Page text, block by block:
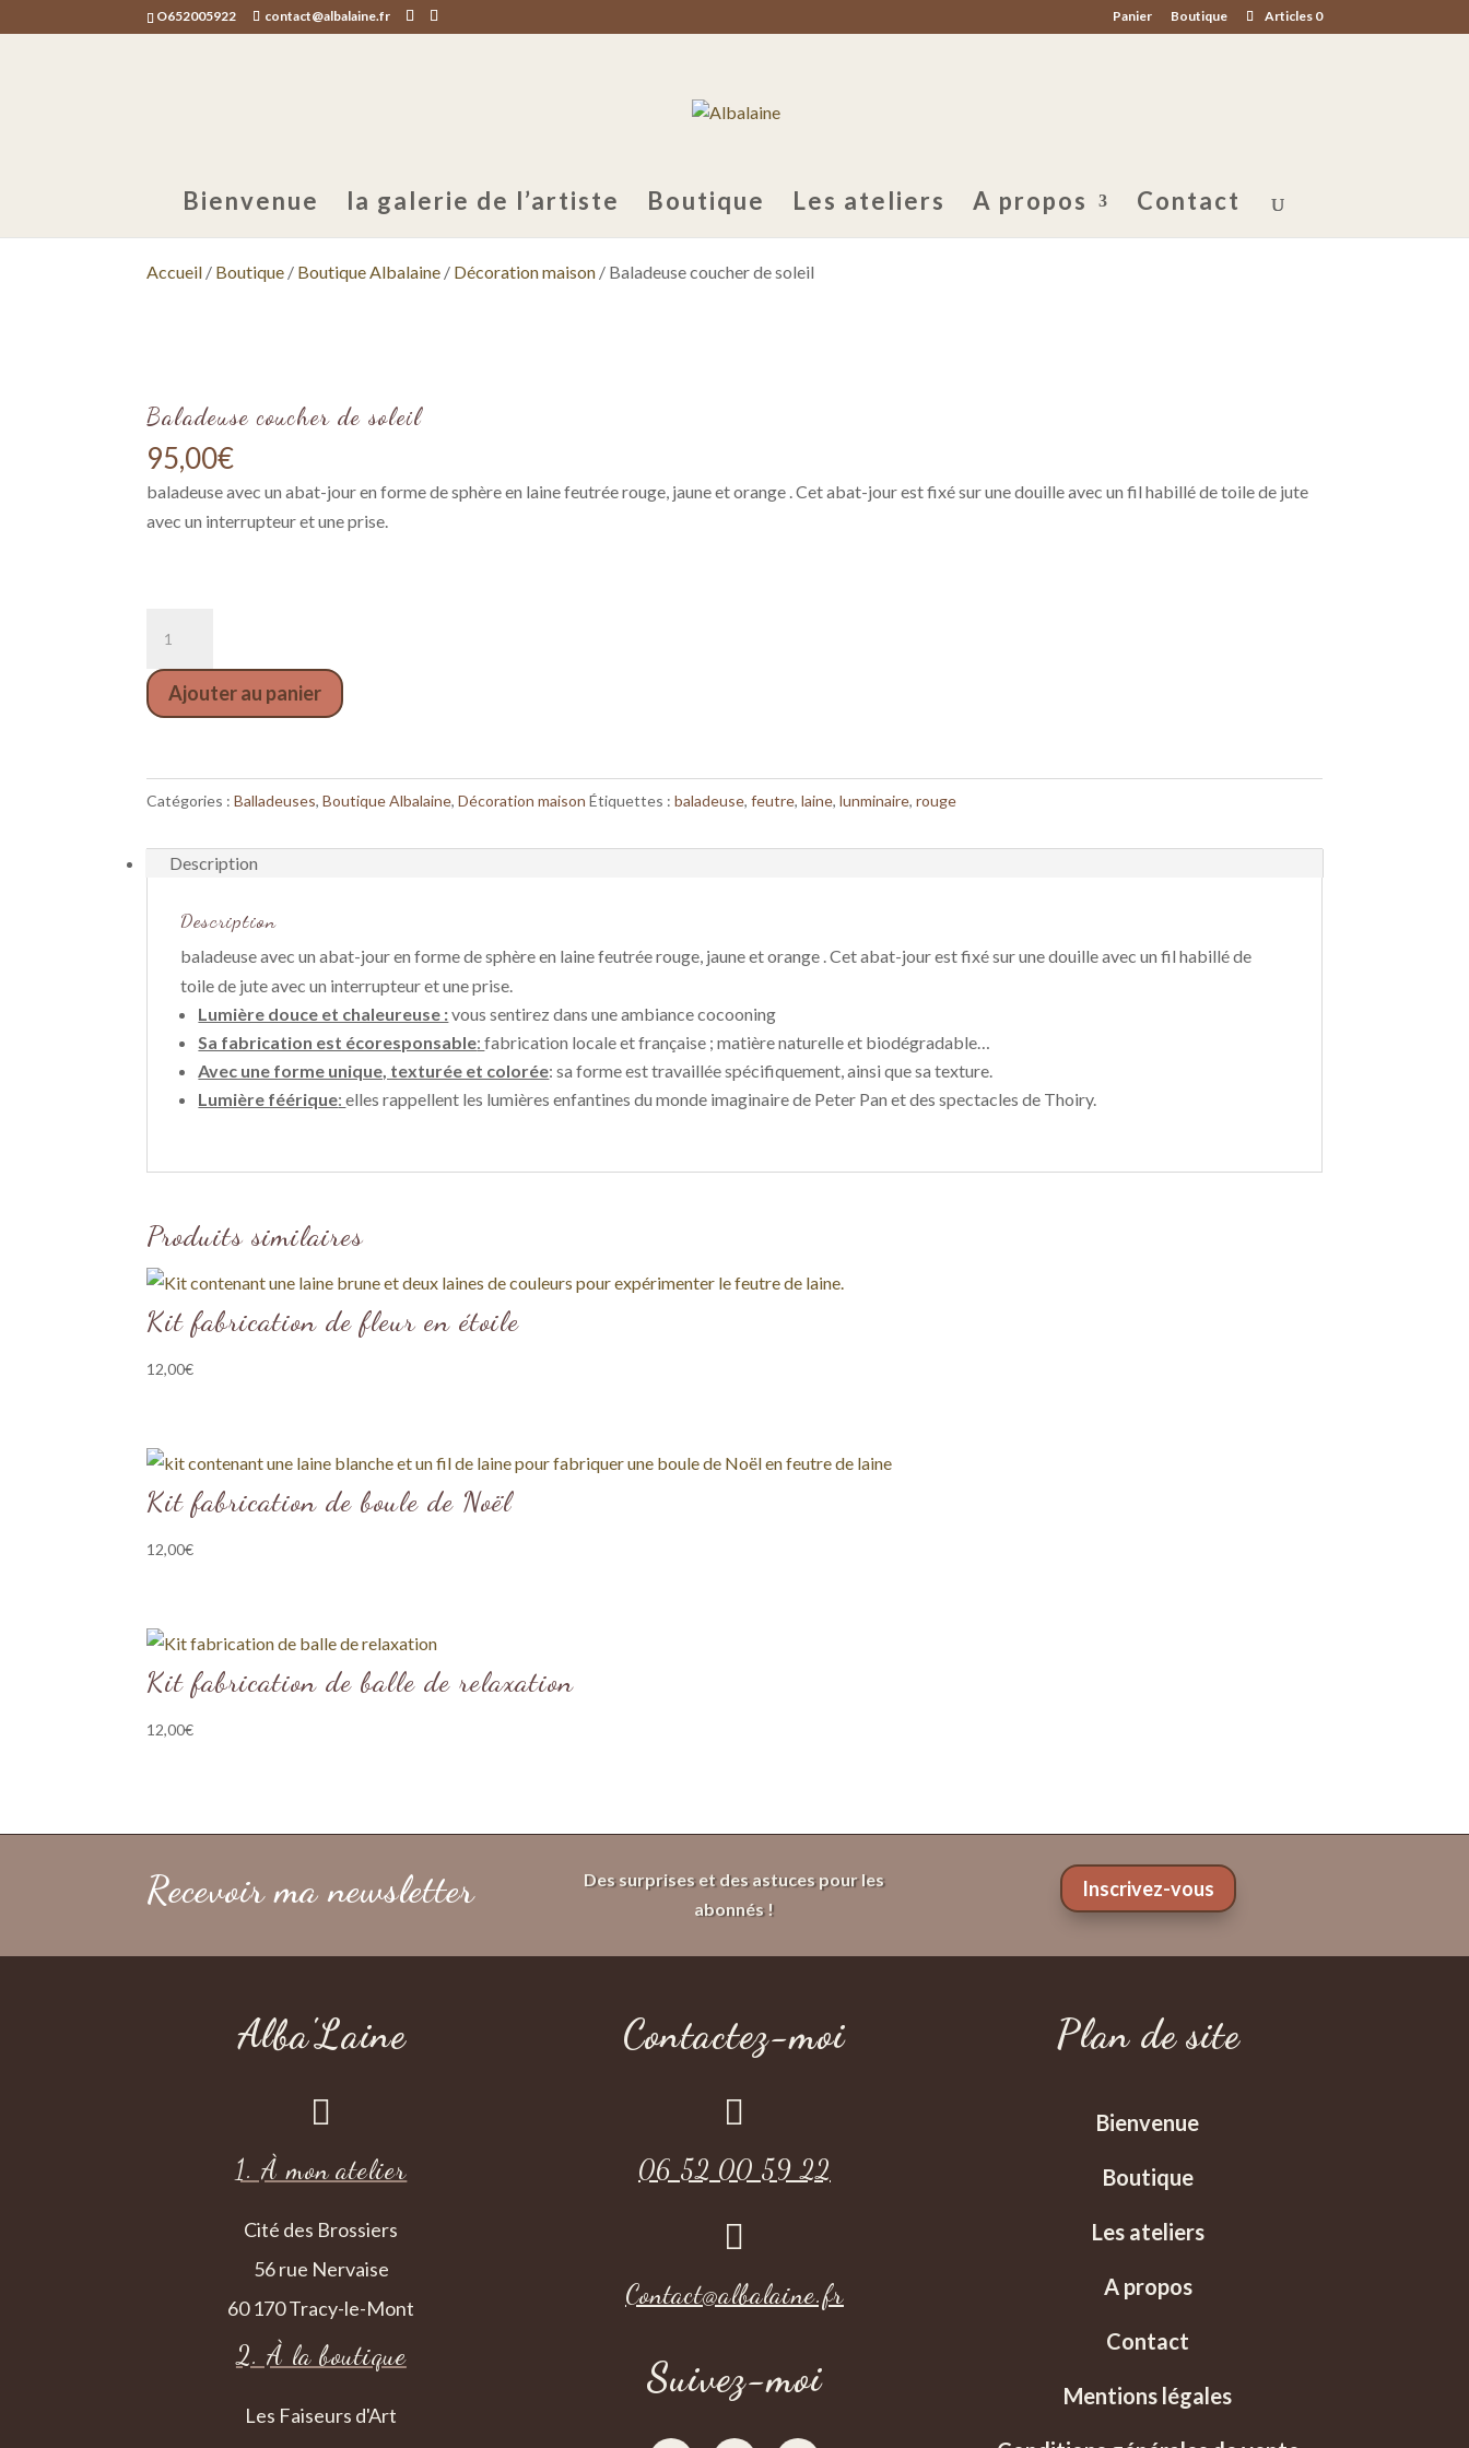
O652005922 contact@albalaine.fr Panier Boutique Articles 0
Bienvenue la galerie de l’artiste Boutique Les ateliers A propos Contact
Accueil / Boutique / Boutique Albalaine / Décoration maison / Baladeuse coucher de soleil
Baladeuse coucher de soleil
95,00€
baladeuse avec un abat-jour en forme de sphère en laine feutrée rouge, jaune et orange . Cet abat-jour est fixé sur une douille avec un fil habillé de toile de jute
avec un interrupteur et une prise.
Baladeuse
coucher
Ajouter au panier
Catégories :Balladeuses,Boutique Albalaine,Décoration maison Étiquettes :baladeuse,feutre,laine,lunminaire,rouge
Description
Description
baladeuse avec un abat-jour en forme de sphère en laine feutrée rouge, jaune et orange . Cet abat-jour est fixé sur une douille avec un fil habillé de
toile de jute avec un interrupteur et une prise.
Lumière douce et chaleureuse :vous sentirez dans une ambiance cocooning
Sa fabrication est écoresponsable:fabrication locale et française ; matière naturelle et biodégradable…
Avec une forme unique, texturée et colorée: sa forme est travaillée spécifiquement, ainsi que sa texture.
Lumière féérique:elles rappellent les lumières enfantines du monde imaginaire de Peter Pan et des spectacles de Thoiry.
Produits similaires
Kit fabrication de fleur en étoile
12,00€
Kit fabrication de boule de Noël
12,00€
Kit fabrication de balle de relaxation
12,00€
Recevoir ma newsletter
Des surprises et des astuces pour les
abonnés !
Inscrivez-vous
Alba'Laine

1. À mon atelier
Cité des Brossiers
56 rue Nervaise
60 170 Tracy-le-Mont
2. À la boutique
Les Faiseurs d'Art
Contactez-moi

06 52 00 59 22

Contact@albalaine.fr
Suivez-moi
Plan de site
Bienvenue
Boutique
Les ateliers
A propos
Contact
Mentions légales